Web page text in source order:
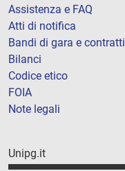
Assistenza e FAQ
Atti di notifica
Bandi di gara e contratti
Bilanci
Codice etico
FOIA
Note legali
Unipg.it